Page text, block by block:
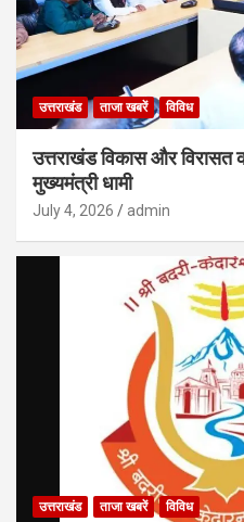
उत्तराखंड ताजा खबरें विविध
उत्तराखंड विकास और
मुख्यमंत्री धामी
July 4, 2026 admin
उत्तराखंड ताजा खबरें विविध